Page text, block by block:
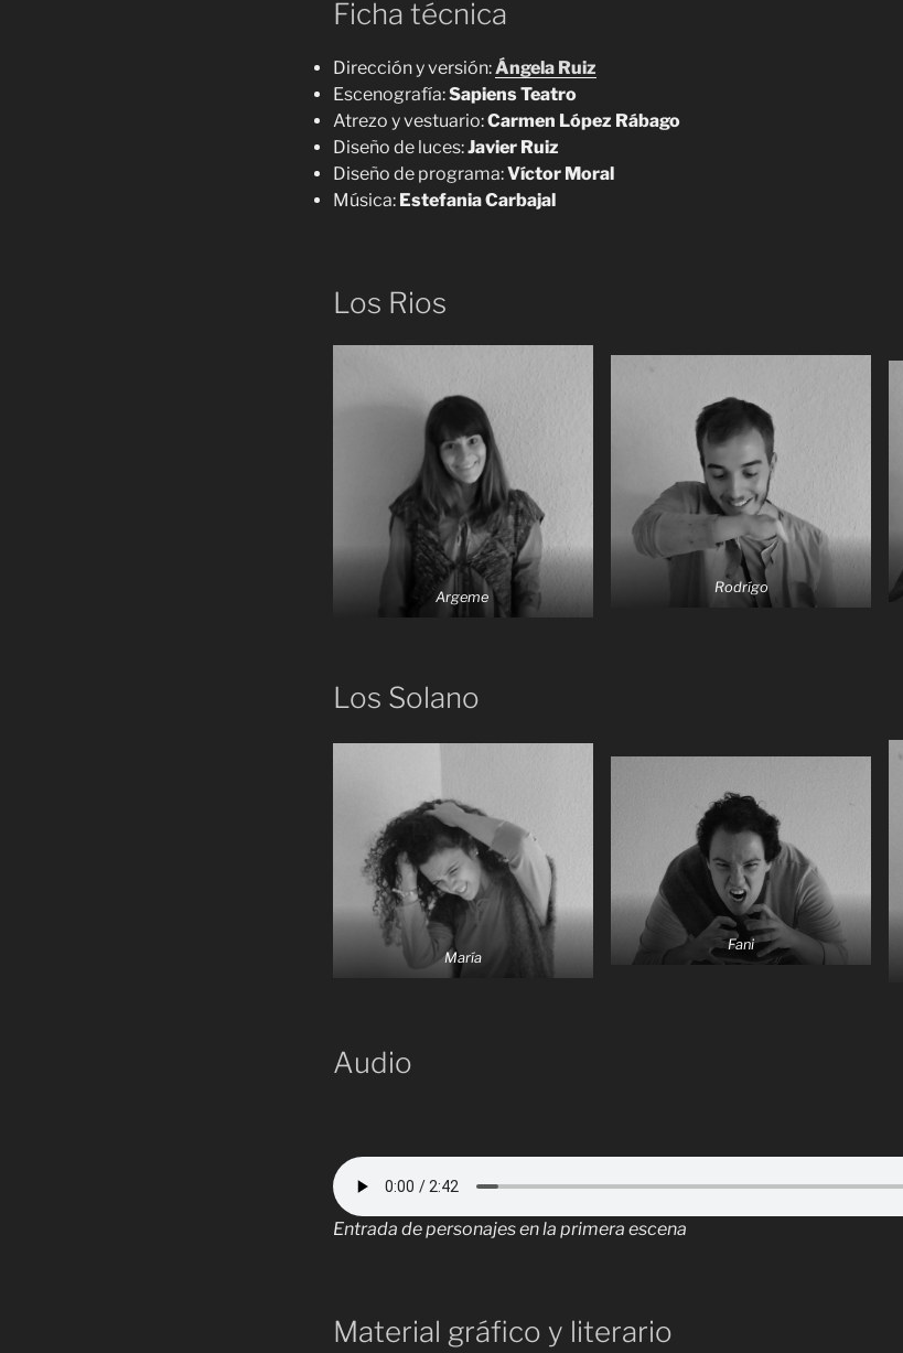
Ficha técnica
Dirección y versión:Ángela Ruiz
Escenografía:Sapiens Teatro
Atrezo y vestuario:Carmen López Rábago
Diseño de luces:Javier Ruiz
Diseño de programa:Víctor Moral
Música: Estefania Carbajal
Los Rios
Argeme
Rodrígo
Los Solano
María
Fani
Audio
Entrada de personajes en la primera escena
Material gráfico y literario